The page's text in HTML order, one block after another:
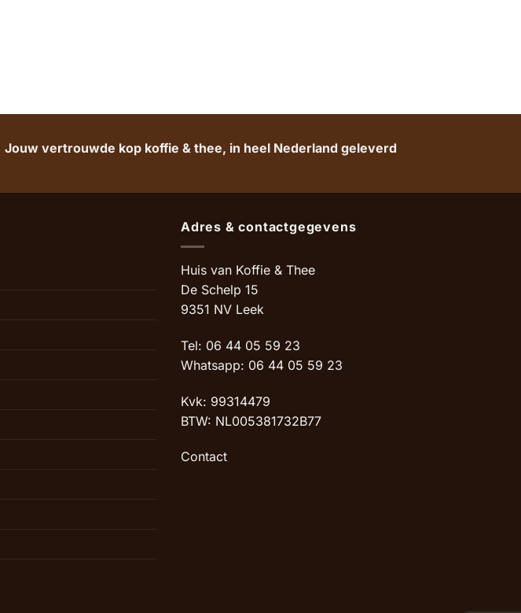
Jouw vertrouwde kop koffie & thee, in heel Nederland geleverd
Adres & contactgegevens
Huis van Koffie & Thee
De Schelp 15
9351 NV Leek
Tel: 06 44 05 59 23
Whatsapp: 06 44 05 59 23
Kvk: 99314479
BTW: NL005381732B77
Contact